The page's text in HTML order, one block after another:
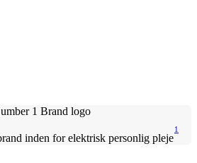
inden for elektrisk personlig pleje
1